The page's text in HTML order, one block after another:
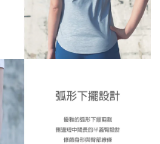
麼尺寸嗎？歡迎詢問客服